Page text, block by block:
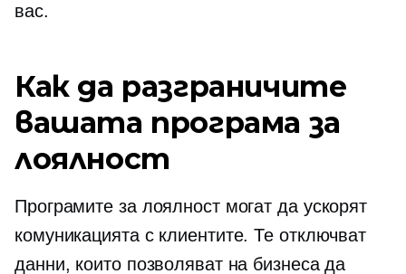
вас.
Как да разграничите
вашата програма за
лоялност
Програмите за лоялност могат да ускорят
комуникацията с клиентите. Те отключват
данни, които позволяват на бизнеса да